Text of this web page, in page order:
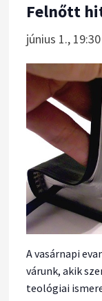
Felnőtt
június 1., 19:30
A vasárnapi
várunk, akik
teológiai